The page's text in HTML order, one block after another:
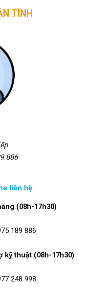
TÌNH
liên hệ
(08h-17h30)
189 886
kỹ thuật (08h-17h30)
248 998